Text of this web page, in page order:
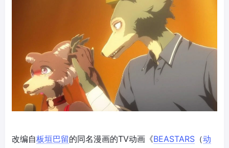
改编自板垣巴留的同名漫画的TV动画《BEASTARS （动